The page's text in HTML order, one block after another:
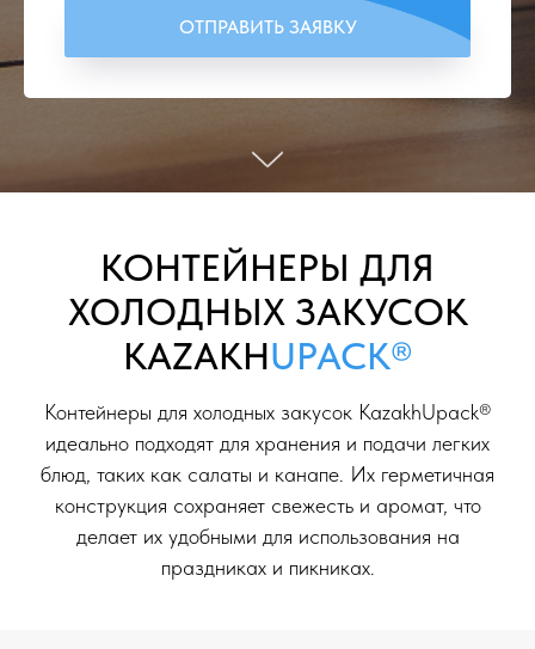
ОТПРАВИТЬ ЗАЯВКУ
КОНТЕЙНЕРЫ ДЛЯ
ХОЛОДНЫХ ЗАКУСОК
KAZAKHUPACK®
Контейнеры для холодных закусок KazakhUpack®
идеально подходят для хранения и подачи легких
блюд, таких как салаты и канапе. Их герметичная
конструкция сохраняет свежесть и аромат, что
делает их удобными для использования на
праздниках и пикниках.